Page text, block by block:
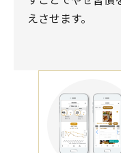
えさせます。